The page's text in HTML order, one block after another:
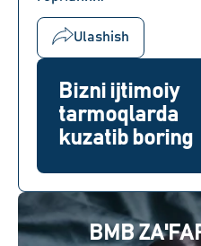
BMB
Ulashish
Bizni ijtimoiy
tarmoqlarda
kuzatib boring